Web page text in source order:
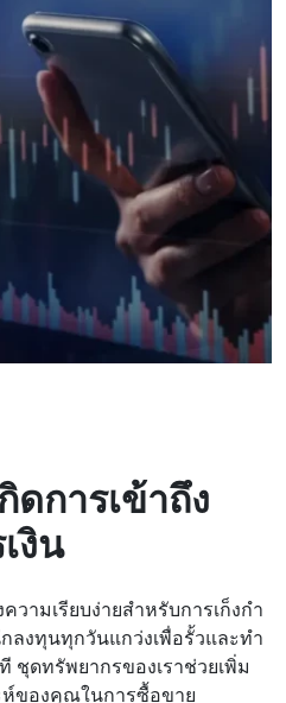
ดการเข้าถึง
งิน
วามเรียบง่ายสําหรับการเก็งกํา
ลงทุนทุกวันแกว่งเพื่อรั้วและทํา
ชุดทรัพยากรของเราช่วยเพิ่ม
ห์ของคุณในการซื้อขาย